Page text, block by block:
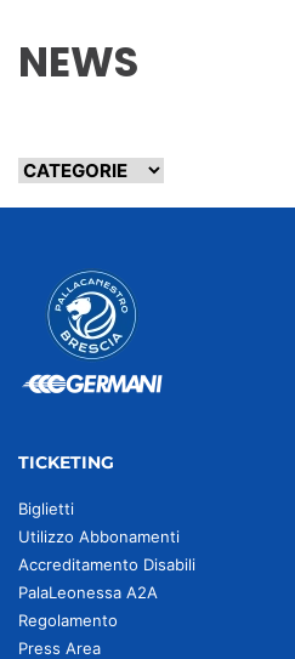
NEWS
TICKETING
Biglietti
Utilizzo Abbonamenti
Accreditamento Disabili
PalaLeonessa A2A
Regolamento
Press Area